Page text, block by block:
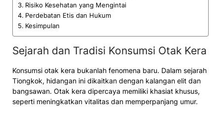
Risiko Kesehatan yang Mengintai
Perdebatan Etis dan Hukum
Kesimpulan
Sejarah dan Tradisi Konsumsi Otak Kera
Konsumsi otak kera bukanlah fenomena baru. Dalam sejarah
Tiongkok, hidangan ini dikaitkan dengan kalangan elit dan
bangsawan. Otak kera dipercaya memiliki khasiat khusus,
seperti meningkatkan vitalitas dan memperpanjang umur.